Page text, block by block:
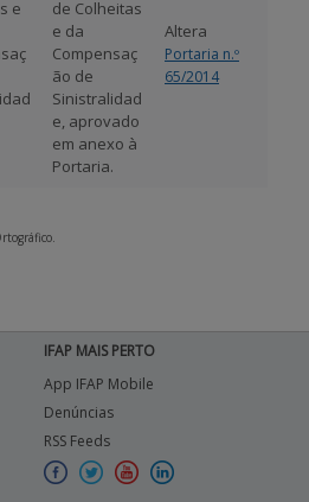
e
de Colheitas
e da
Compensaç
ão de
Sinistralidad
e, aprovado
em anexo à
Portaria.
Altera
Portaria n.º
65/2014
IFAP MAIS PERTO
App IFAP Mobile
Denúncias
RSS Feeds